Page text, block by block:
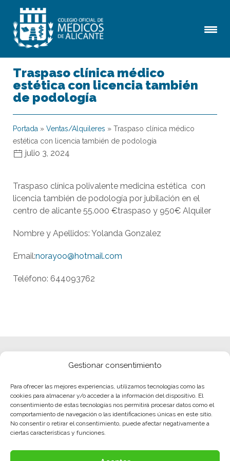
Gestionar consentimiento
Para ofrecer las mejores experiencias, utilizamos tecnologías como las
cookies para almacenar y/o acceder a la información del dispositivo. El
consentimiento de estas tecnologías nos permitirá procesar datos como el
comportamiento de navegación o las identificaciones únicas en este sitio.
No consentir o retirar el consentimiento, puede afectar negativamente a
ciertas características y funciones.
Traspaso clínica médico
estética con licencia también
de podología
Portada » Ventas/Alquileres » Traspaso clínica médico
estética con licencia también de podología
julio 3, 2024
Traspaso clínica polivalente medicina estética con
licencia también de podología por jubilación en el
centro de alicante 55.000 €traspaso y 950€ Alquiler
Nombre y Apellidos: Yolanda Gonzalez
Email:norayoo@hotmail.com
Teléfono: 644093762